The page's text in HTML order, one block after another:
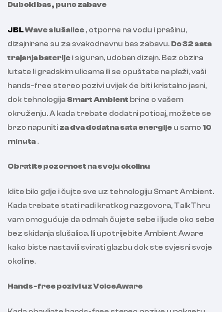
Duboki bas, puno zabave
JBLWave slušalice , otporne na vodu i prašinu,
dizajnirane su za svakodnevnu bas zabavu. Do 32 sata
trajanja baterije i siguran, udoban dizajn. Bez obzira
lutate li gradskim ulicama ili se opuštate na plaži, vaši
hands-free stereo pozivi uvijek će biti kristalno jasni,
dok tehnologija Smart Ambient brine o vašem
okruženju. A kada trebate dodatni poticaj, možete se
brzo napuniti za dva dodatna sata energije u samo 10
minuta .
Obratite pozornost na svoju okolinu
Idite bilo gdje i čujte sve uz tehnologiju Smart Ambient.
Kada trebate stati radi kratkog razgovora, TalkThru
vam omogućuje da odmah čujete sebe i ljude oko sebe
bez skidanja slušalica. Ili upotrijebite Ambient Aware
kako biste nastavili svirati glazbu dok ste svjesni svoje
okoline.
Hands-free pozivi uz VoiceAware